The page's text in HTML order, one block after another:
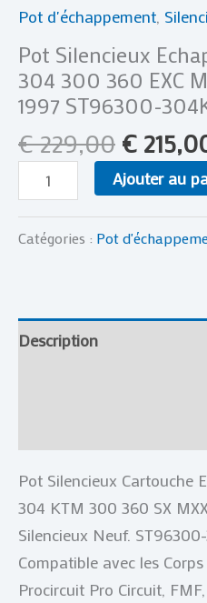
Pot d'échappement,
Pot Silencieux
304 300 360 EXC
1997 ST96300-
€229,00 €
300
360
EXC
MX
96
1996
1997
Ajouter au
Catégories : Pot
Description
Pot Silencieux Cartouche
304 KTM 300 360 SX
Silencieux Neuf.
Compatible avec les
Procircuit Pro Circuit,